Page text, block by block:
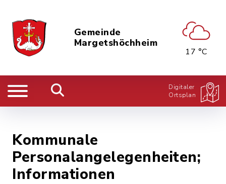
Gemeinde
Margetshöchheim
17 °C
Digitaler
Ortsplan
Kommunale
Personalangelegenheiten;
Informationen